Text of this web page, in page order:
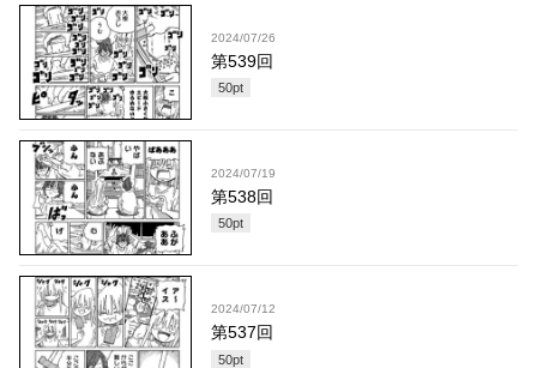
2024/07/26
第539回
50pt
2024/07/19
第538回
50pt
2024/07/12
第537回
50pt